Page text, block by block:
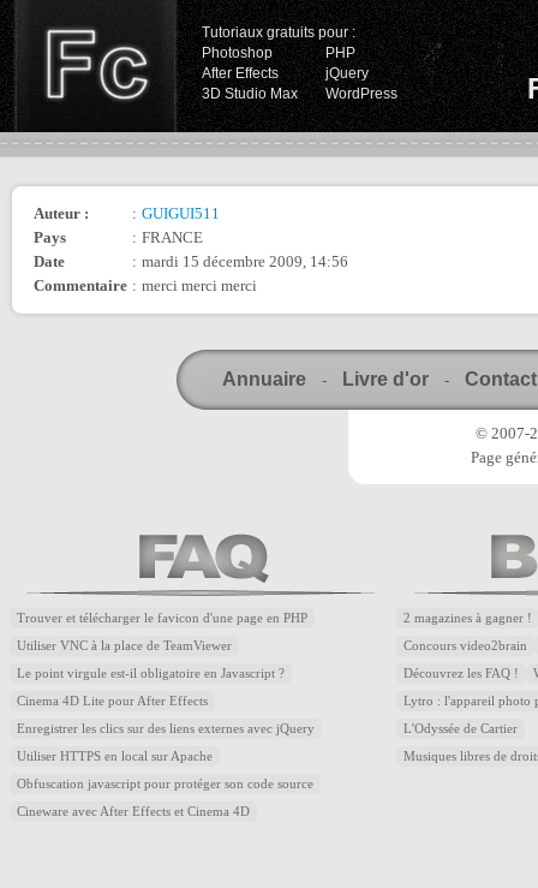
Tutoriaux gratuits pour :
Photoshop
PHP
After Effects
jQuery
3D Studio Max
WordPress
Auteur : : GUIGUI511
Pays
: FRANCE
Date
: mardi 15 décembre 2009, 14:56
Commentaire : merci merci merci
Annuaire - Livre d'or - Contact
© 2007-
Page
Trouver et télécharger le favicon d'une page en PHP
Utiliser VNC à la place de TeamViewer
Le point virgule est-il obligatoire en Javascript ?
Cinema 4D Lite pour After Effects
Enregistrer les clics sur des liens externes avec jQuery
Utiliser HTTPS en local sur Apache
Obfuscation javascript pour protéger son code source
Cineware avec After Effects et Cinema 4D
2 magazines à gagner !
Concours video2brain
Découvrez les FAQ !
Lytro : l'appareil photo
L'Odyssée de Cartier
Musiques libres de